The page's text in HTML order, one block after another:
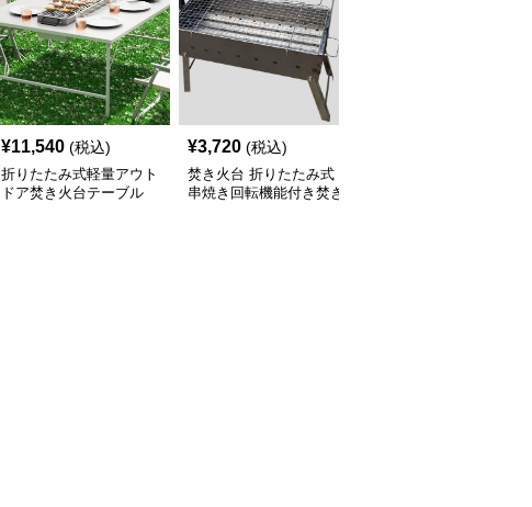
¥11,540 (税込)
折りたたみ式軽量アウト
ドア焚き火台テーブル
¥3,720 (税込)
焚き火台 折りたたみ式
串焼き回転機能付き焚き